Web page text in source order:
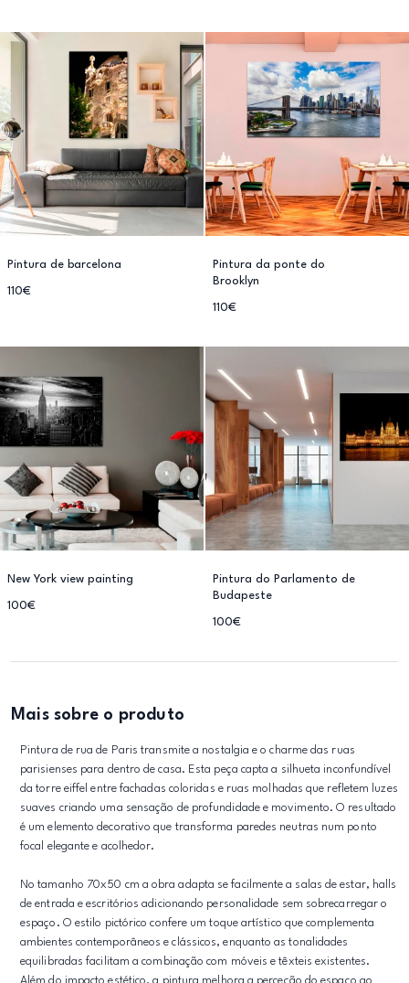
Pintura de barcelona
110€
Pintura da ponte do
Brooklyn
110€
New York view painting
100€
Pintura do Parlamento de
Budapeste
100€
Mais sobre o produto
Pintura de rua de Paris transmite a nostalgia e o charme das ruas
parisienses para dentro de casa. Esta peça capta a silhueta inconfundível
da torre eiffel entre fachadas coloridas e ruas molhadas que refletem luzes
suaves criando uma sensação de profundidade e movimento. O resultado
é um elemento decorativo que transforma paredes neutras num ponto
focal elegante e acolhedor.
No tamanho 70x50 cm a obra adapta se facilmente a salas de estar, halls
de entrada e escritórios adicionando personalidade sem sobrecarregar o
espaço. O estilo pictórico confere um toque artístico que complementa
ambientes contemporâneos e clássicos, enquanto as tonalidades
equilibradas facilitam a combinação com móveis e têxteis existentes.